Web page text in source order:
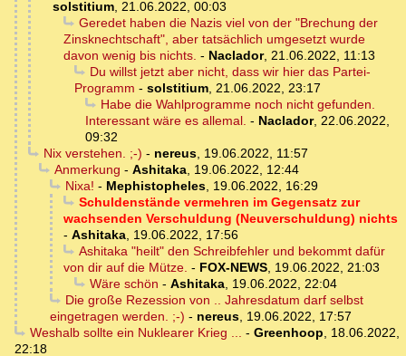
solstitium, 21.06.2022, 00:03
Geredet haben die Nazis viel von der "Brechung der
Zinsknechtschaft", aber tatsächlich umgesetzt wurde
davon wenig bis nichts. - Naclador, 21.06.2022, 11:13
Du willst jetzt aber nicht, dass wir hier das Partei-
Programm - solstitium, 21.06.2022, 23:17
Habe die Wahlprogramme noch nicht gefunden.
Interessant wäre es allemal. - Naclador, 22.06.2022,
09:32
Nix verstehen. ;-) - nereus, 19.06.2022, 11:57
Anmerkung - Ashitaka, 19.06.2022, 12:44
Nixa! - Mephistopheles, 19.06.2022, 16:29
Schuldenstände vermehren im Gegensatz zur
wachsenden Verschuldung (Neuverschuldung) nichts
- Ashitaka, 19.06.2022, 17:56
Ashitaka "heilt" den Schreibfehler und bekommt dafür
von dir auf die Mütze. - FOX-NEWS, 19.06.2022, 21:03
Wäre schön - Ashitaka, 19.06.2022, 22:04
Die große Rezession von .. Jahresdatum darf selbst
eingetragen werden. ;-) - nereus, 19.06.2022, 17:57
Weshalb sollte ein Nuklearer Krieg ... - Greenhoop, 18.06.2022,
22:18